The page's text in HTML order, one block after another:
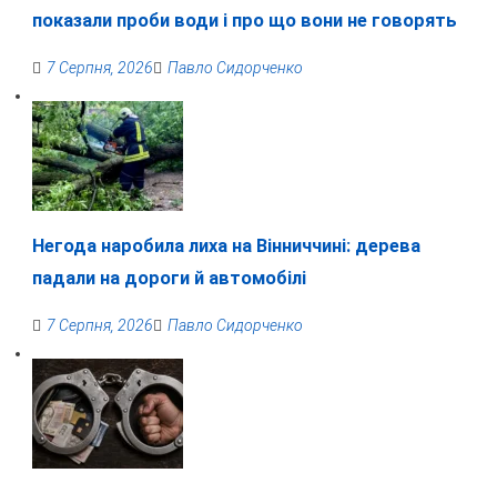
показали проби води і про що вони не говорять
7 Серпня, 2026 Павло Сидорченко
Негода наробила лиха на Вінниччині: дерева
падали на дороги й автомобілі
7 Серпня, 2026 Павло Сидорченко